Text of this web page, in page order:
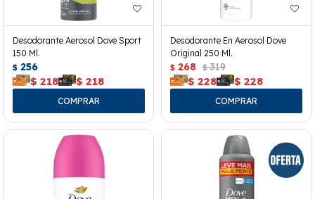
Desodorante Aerosol Dove Sport
150 Ml.
$ 256
$ 218 $ 218
Desodorante En Aerosol Dove
Original 250 Ml.
$ 268 $ 319
$ 228 $ 228